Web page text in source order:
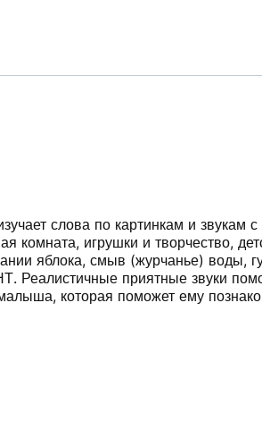
слова по картинкам и звукам с
игрушки и творчество,
яблока, смыв (журчанье) воды,
приятные звуки
которая поможет ему